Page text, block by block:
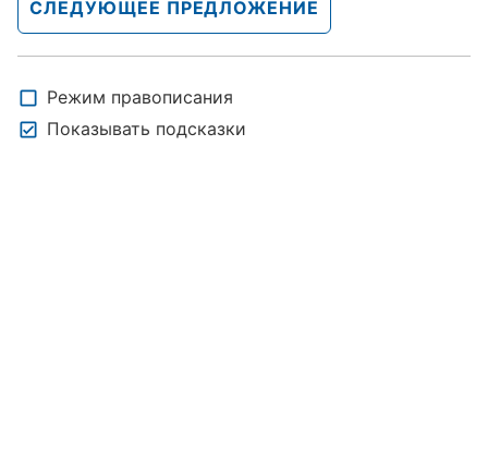
СЛЕДУЮЩЕЕ ПРЕДЛОЖЕНИЕ
Режим правописания
Показывать подсказки